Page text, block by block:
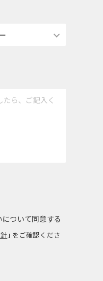
ついて同意する
｣ をご確認くださ